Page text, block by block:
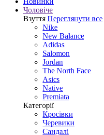
Чоловіче
Взуття Переглянути все
Nike
New Balance
Adidas
Salomon
Jordan
The North Face
Asics
Native
Premiata
Категорії
Кросівки
Черевики
Сандалі